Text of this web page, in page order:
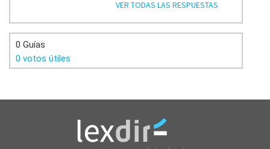
VER TODAS LAS RESPUESTAS
0 Guías
0 votos útiles